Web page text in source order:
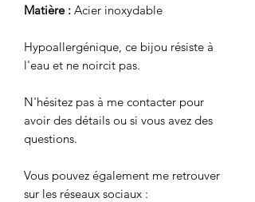
Matière : Acier inoxydable
Hypoallergénique, ce bijou résiste à
l'eau et ne noircit pas.
N'hésitez pas à me contacter pour
avoir des détails ou si vous avez des
questions.
Vous pouvez également me retrouver
sur les réseaux sociaux :